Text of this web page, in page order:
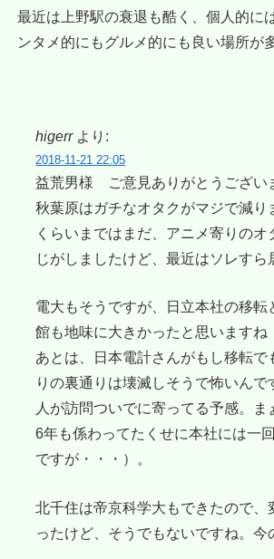
最近は上野駅の衰退も酷く、個人的に
ンタメ的にもグルメ的にも良い場所が
higerr より:
2018-11-21 22:05
益荒男様 ご意見ありがとうござい
秋葉原はガチなオタクがマジで減り
くらいまではまだ、アニメ寄りのオ
じがしましたけど、最近はソレすら
電大もそうですが、日立本社の移転
館も地味に大きかったと思いますね
あとは、日本電計さんがもし移転で
りの裏通りは壊滅しそうで怖いんで
人が訪問ついでに寄ってる予感。ま
6年も係わってたくせに本社には一
ですが・・・）。
北千住は帝京科学大もできたので、
ったけど、そうでもないですね。今